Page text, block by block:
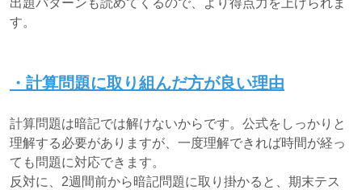
出題パターンも読めてくるので、より得点力を上げられま
す。
・計算問題に取り組んだ方が良い理由
計算問題は暗記では解けないからです。公式をしっかりと
理解する必要がありますが、一度理解できれば時間が経っ
ても問題に対応できます。
反対に、2週間前から暗記問題に取り掛かると、期末テス